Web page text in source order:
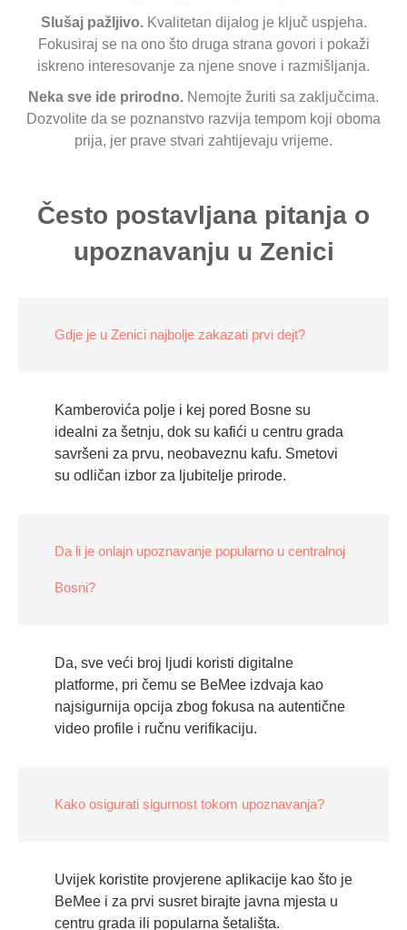
Slušaj pažljivo.Kvalitetan dijalog je ključ uspjeha.
Fokusiraj se na ono što druga strana govori i pokaži
iskreno interesovanje za njene snove i razmišljanja.
Neka sve ide prirodno. Nemojte žuriti sa zaključcima.
Dozvolite da se poznanstvo razvija tempom koji oboma
prija, jer prave stvari zahtijevaju vrijeme.
Često postavljana pitanja o
upoznavanju u Zenici
Gdje je u Zenici najbolje zakazati prvi dejt?
Kamberovića polje i kej pored Bosne su
idealni za šetnju, dok su kafići u centru grada
savršeni za prvu, neobaveznu kafu. Smetovi
su odličan izbor za ljubitelje prirode.
Da li je onlajn upoznavanje popularno u centralnoj
Bosni?
Da, sve veći broj ljudi koristi digitalne
platforme, pri čemu se BeMee izdvaja kao
najsigurnija opcija zbog fokusa na autentične
video profile i ručnu verifikaciju.
Kako osigurati sigurnost tokom upoznavanja?
Uvijek koristite provjerene aplikacije kao što je
BeMee i za prvi susret birajte javna mjesta u
centru grada ili popularna šetališta.